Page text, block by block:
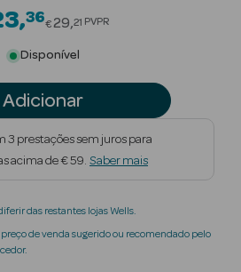
36Price reduced from
€29 21 PVPR
Disponível
Adicionar
3 prestações sem juros para
acima de € 59. Saber mais
das restantes lojas Wells.
preço de venda sugerido ou recomendado pelo